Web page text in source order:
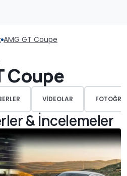
AMG GT Coupe
Coupe
VIDEOLAR
& İncelemeler